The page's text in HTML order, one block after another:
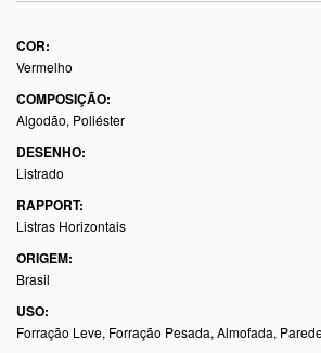
COR:
Vermelho
COMPOSIÇÃO:
Algodão, Poliéster
DESENHO:
Listrado
RAPPORT:
Listras Horizontais
ORIGEM:
Brasil
USO:
Forração Leve, Forração Pesada, Almofada,